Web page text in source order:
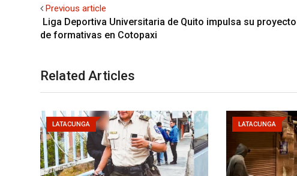
Previous article
Liga Deportiva Universitaria de Quito impulsa su proyecto
de formativas en Cotopaxi
Related Articles
LATACUNGA LATACUNGA